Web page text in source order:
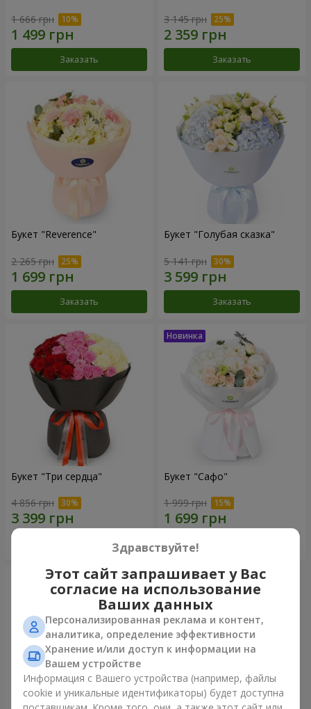
1 666 грн
Заказать
3 145 грн
Заказать
Букет "Reverence"
2 265 грн
Заказать
Букет "Голубая сказка"
5 141 грн
Заказать
Букет "Три сердца"
4 856 грн
Букет "Сафо"
1 999 грн
Здравствуйте!
Этот сайт запрашивает у Вас
согласие на использование
Ваших данных
Персонализированная реклама и контент,
аналитика, определение эффективности
Хранение и/или доступ к информации на
Вашем устройстве
Информация с Вашего устройства (например, файлы
cookie и уникальные идентификаторы) будет доступна